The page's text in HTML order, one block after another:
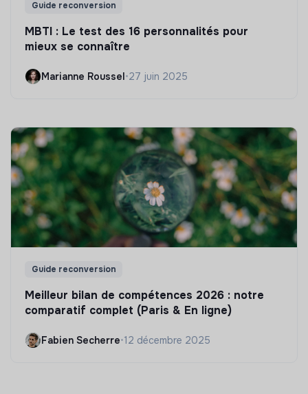
Guide reconversion
MBTI : Le test des 16 personnalités pour
mieux se connaître
Marianne Roussel•27 juin 2025
Guide reconversion
Meilleur bilan de compétences 2026 : notre
comparatif complet (Paris & En ligne)
Fabien Secherre•12 décembre 2025